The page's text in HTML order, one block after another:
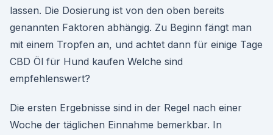
lassen. Die Dosierung ist von den oben bereits
genannten Faktoren abhängig. Zu Beginn fängt man
mit einem Tropfen an, und achtet dann für einige Tage
CBD Öl für Hund kaufen Welche sind
empfehlenswert?
Die ersten Ergebnisse sind in der Regel nach einer
Woche der täglichen Einnahme bemerkbar. In